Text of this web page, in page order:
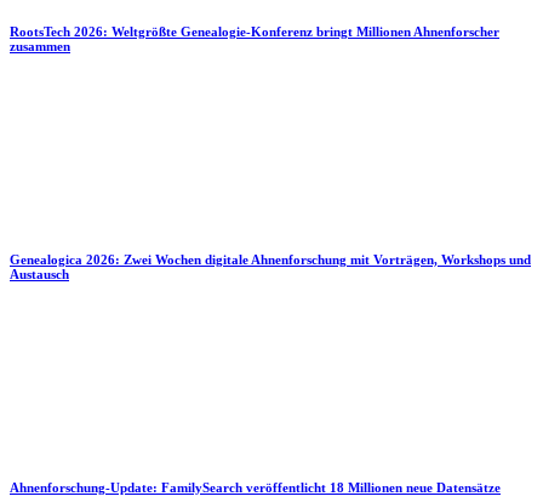
RootsTech 2026: Weltgrößte Genealogie-Konferenz bringt Millionen Ahnenforscher
zusammen
Genealogica 2026: Zwei Wochen digitale Ahnenforschung mit Vorträgen, Workshops und
Austausch
Ahnenforschung-Update: FamilySearch veröffentlicht 18 Millionen neue Datensätze